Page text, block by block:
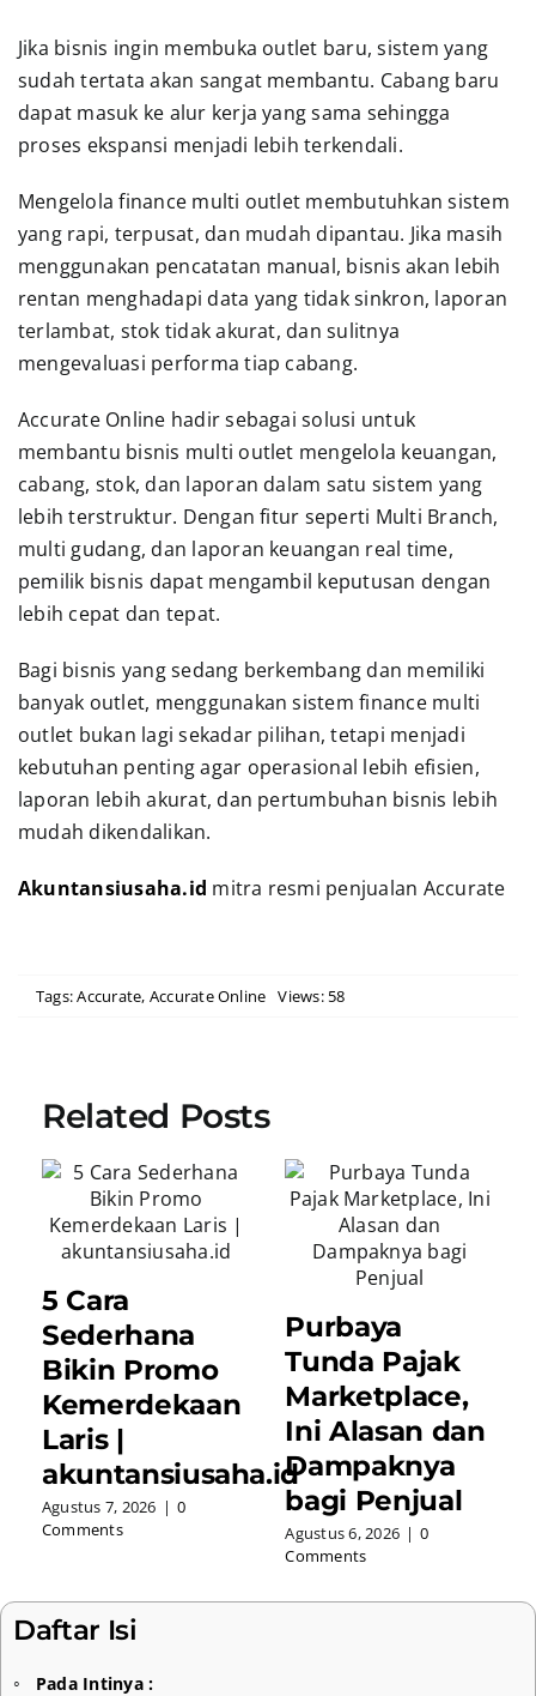
Daftar Isi
Pada Intinya :
Jika bisnis ingin membuka outlet baru, sistem yang
sudah tertata akan sangat membantu. Cabang baru
dapat masuk ke alur kerja yang sama sehingga
proses ekspansi menjadi lebih terkendali.
Mengelola finance multi outlet membutuhkan sistem
yang rapi, terpusat, dan mudah dipantau. Jika masih
menggunakan pencatatan manual, bisnis akan lebih
rentan menghadapi data yang tidak sinkron, laporan
terlambat, stok tidak akurat, dan sulitnya
mengevaluasi performa tiap cabang.
Accurate Online hadir sebagai solusi untuk
membantu bisnis multi outlet mengelola keuangan,
cabang, stok, dan laporan dalam satu sistem yang
lebih terstruktur. Dengan fitur seperti Multi Branch,
multi gudang, dan laporan keuangan real time,
pemilik bisnis dapat mengambil keputusan dengan
lebih cepat dan tepat.
Bagi bisnis yang sedang berkembang dan memiliki
banyak outlet, menggunakan sistem finance multi
outlet bukan lagi sekadar pilihan, tetapi menjadi
kebutuhan penting agar operasional lebih efisien,
laporan lebih akurat, dan pertumbuhan bisnis lebih
mudah dikendalikan.
Akuntansiusaha.id mitra resmi penjualan Accurate
Tags:Accurate, Accurate Online Views: 58
Related Posts
5 Cara
Sederhana
Bikin Promo
Kemerdekaan
Laris |
akuntansiusaha.id
Agustus 7, 2026 | 0
Comments
Purbaya
Tunda Pajak
Marketplace,
Ini Alasan dan
Dampaknya
bagi Penjual
Agustus 6, 2026 | 0
Comments